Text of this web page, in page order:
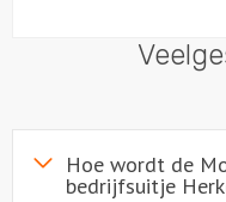
Hoe wordt de
bedrijfsuitje